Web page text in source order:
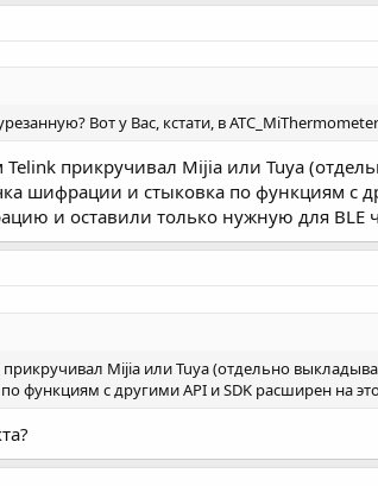
Вот у Вас, кстати, в
прикручивал Mijia или Tuya
шифрации и стыковка по функциям с
и оставили только нужную для BLE
Mijia или Tuya (отдельно
функциям с другими API и SDK расширен на